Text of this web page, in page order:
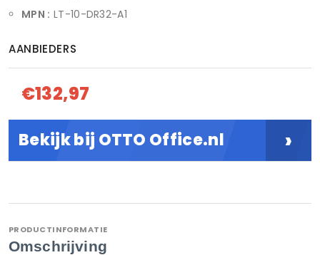
MPN : LT-10-DR32-A1
AANBIEDERS
€132,97
Bekijk bij OTTO Office.nl ›
PRODUCTINFORMATIE
Omschrijving